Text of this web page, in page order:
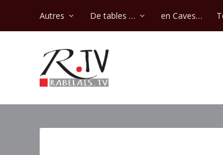
Autres De tables … en Caves…